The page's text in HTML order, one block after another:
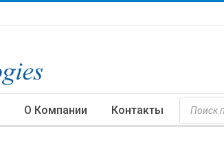
О Компании Контакты
Поиск
Товаров